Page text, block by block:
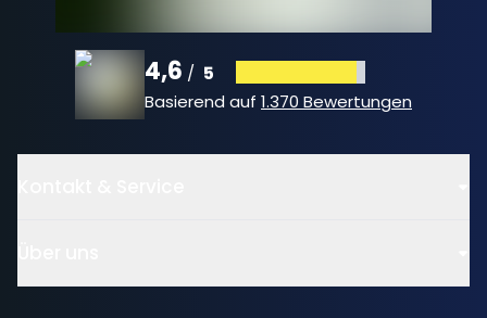
4,6 / 5
Basierend auf 1.370 Bewertungen